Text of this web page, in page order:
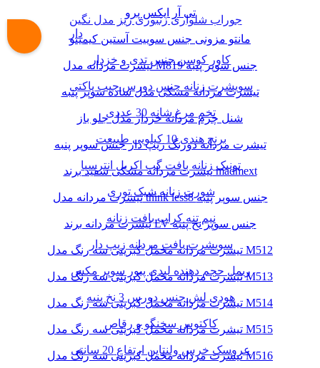
جوراب شلواری زنبوری ریز مدل نگین
دار
کاور کوسن جنس تدی و خزدار
سویشرت زنانه جنس دورس جیب پاکتی
تخم مرغ شانه 30 عددی
برنج هندی 10 کیلویی طبیعت
تونیک زنانه بافت گپ اکریل انترسیا
شورت زنانه شیک توری
نیم تنه کراپ بافت زنانه
سویشرت بافت مردانه زیپ دار
ریمل حجم دهنده لیدی پیور سوپر مکس
هودی لش جنس دورس 3 نخ پنبه
کاکتوس سخنگو و رقاص
عروسک خرس ولنتاین ارتفاع 20 سانتی
تی آر ایکس پرو
مانتو مزونی جنس سوییت آستین کیمینو
تیشرت مردانه مدل M819 جنس سوپر پنبه
تیشرت مردانه مشکی مدل ساده سوپر پنبه
شنل چرم مردانه خزدار مدل جلو باز
تیشرت مردانه دورنگ زیپ دار جنس سوپر پنبه
تیشرت مردانه مشکی سفید برند madmext
تیشرت مردانه مدل think less8 جنس سوپر پنبه
تیشرت مردانه برند LV جنس سوپر نخ پنبه
تیشرت مردانه مخمل کبریتی سه رنگ مدل M512
تیشرت مردانه مخمل کبریتی سه رنگ مدل M513
تیشرت مردانه مخمل کبریتی سه رنگ مدل M514
تیشرت مردانه مخمل کبریتی سه رنگ مدل M515
تیشرت مردانه مخمل کبریتی سه رنگ مدل M516